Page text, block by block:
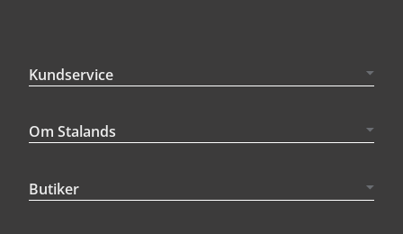
Kundservice
Om Stalands
Butiker